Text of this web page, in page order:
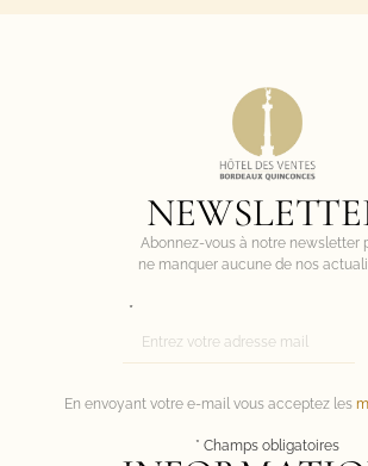
Abonnez-vous à notre newsletter
ne manquer aucune de nos
*
En envoyant votre e-mail vous acceptez les
* Champs obligatoires